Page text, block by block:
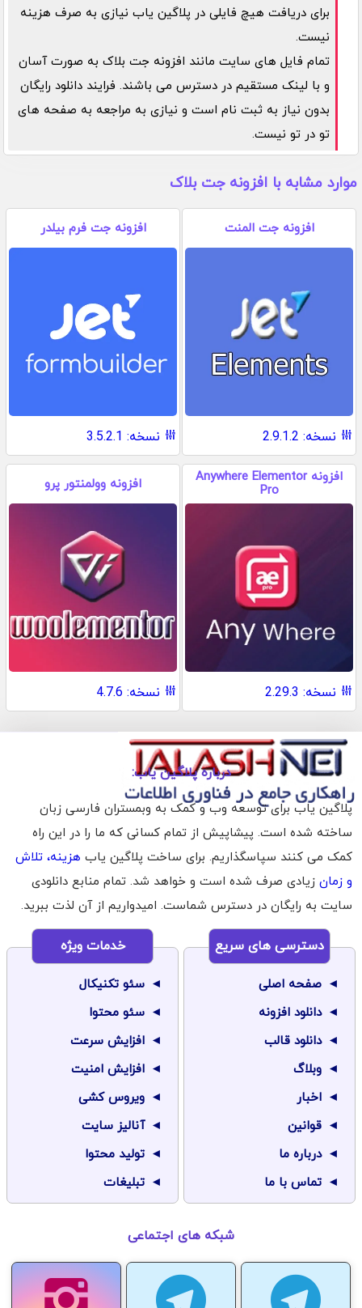
برای دریافت هیچ فایلی در پلاگین یاب نیازی به صرف هزینه
نیست.
تمام فایل های سایت مانند افزونه جت بلاک به صورت آسان
و با لینک مستقیم در دسترس می باشند. فرایند دانلود رایگان
بدون نیاز به ثبت نام است و نیازی به مراجعه به صفحه های
تو در تو نیست.
موارد مشابه با افزونه جت بلاک
افزونه جت المنت
نسخه: 2.9.1.2
افزونه جت فرم بیلدر
نسخه: 3.5.2.1
افزونه Anywhere Elementor
Pro
نسخه: 2.29.3
افزونه وولمنتور پرو
نسخه: 4.7.6
درباره پلاگین یاب:
پلاگین یاب برای توسعه وب و کمک به وبمستران فارسی زبان
ساخته شده است. پیشاپیش از تمام کسانی که ما را در این راه
کمک می کنند سپاسگذاریم. برای ساخت پلاگین یاب هزینه، تلاش
و زمان زیادی صرف شده است و خواهد شد. تمام منابع دانلودی
سایت به رایگان در دسترس شماست. امیدواریم از آن لذت ببرید.
دسترسی های سریع
صفحه اصلی
دانلود افزونه
دانلود قالب
وبلاگ
اخبار
قوانین
درباره ما
تماس با ما
خدمات ویژه
سئو تکنیکال
سئو محتوا
افزایش سرعت
افزایش امنیت
ویروس کشی
آنالیز سایت
تولید محتوا
تبلیغات
شبکه های اجتماعی